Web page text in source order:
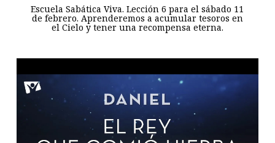
Escuela Sabática Viva. Lección 6 para el sábado 11
de febrero. Aprenderemos a acumular tesoros en
el Cielo y tener una recompensa eterna.